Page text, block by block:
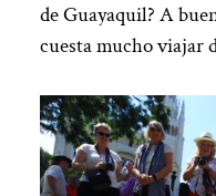
de Guayaquil? A
cuesta mucho viajar